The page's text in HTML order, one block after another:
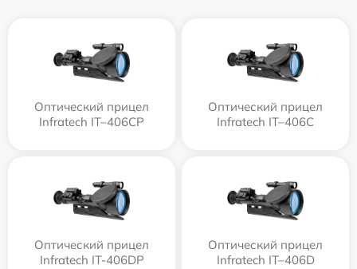
Оптический прицел
Infratech IT–406СP
Оптический прицел
Infratech IT–406С
Оптический прицел
Infratech IT-406DP
Оптический прицел
Infratech IT–406D